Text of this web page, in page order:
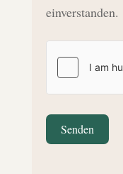
einverstanden.
Senden